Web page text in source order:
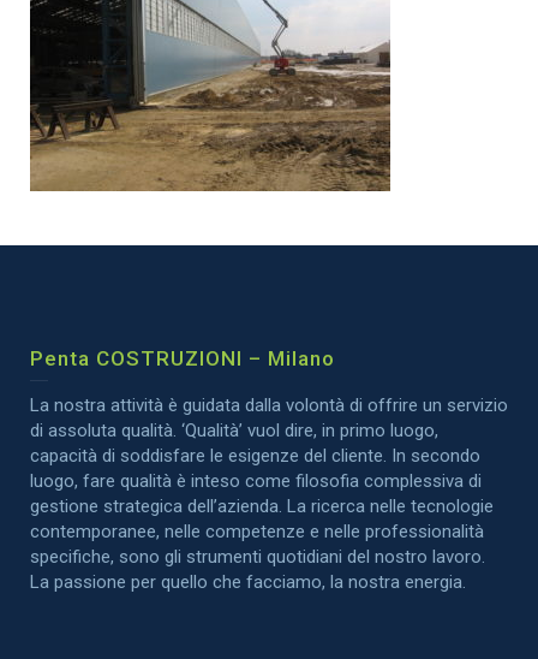
Penta COSTRUZIONI – Milano
La nostra attività è guidata dalla volontà di offrire un servizio
di assoluta qualità. ‘Qualità’ vuol dire, in primo luogo,
capacità di soddisfare le esigenze del cliente. In secondo
luogo, fare qualità è inteso come filosofia complessiva di
gestione strategica dell’azienda. La ricerca nelle tecnologie
contemporanee, nelle competenze e nelle professionalità
specifiche, sono gli strumenti quotidiani del nostro lavoro.
La passione per quello che facciamo, la nostra energia.